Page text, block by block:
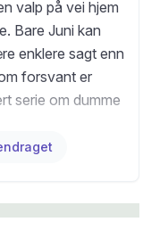
valp på vei hjem
Bare Juni kan
enklere sagt enn
forsvant er
serie om dumme
myke ører.
tett.